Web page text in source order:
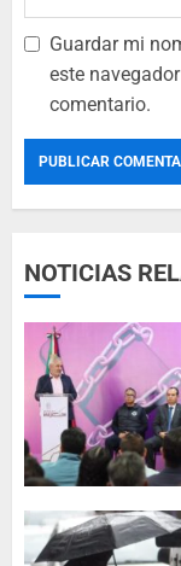
Guardar mi
este
comentario.
NOTICIAS